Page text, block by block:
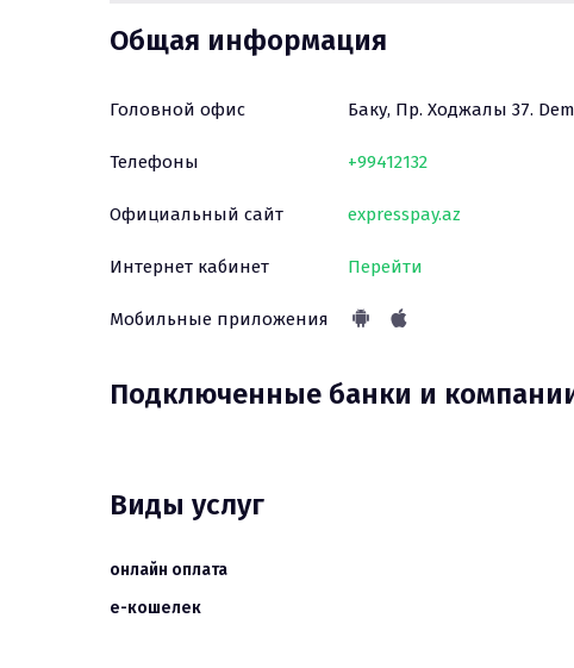
Общая информация
Головной офис Баку, Пр. Ходжалы 37.
Телефоны +99412132
Официальный сайт expresspay.az
Интернет кабинет Перейти
Мобильные приложения
Подключенные банки и
Виды услуг
онлайн оплата
е-кошелек